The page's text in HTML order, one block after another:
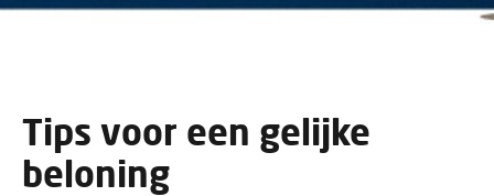
Tips voor een gelijke
beloning